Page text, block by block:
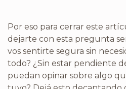
Por eso para cerrar este
dejarte con esta pregunta
vos sentirte segura sin
todo? ¿Sin estar pendiente
puedan opinar sobre algo